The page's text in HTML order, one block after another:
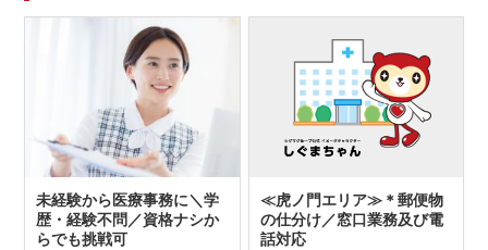
未経験から医療事務に＼学
歴・経験不問／資格ナシか
らでも挑戦可
≪虎ノ門エリア≫＊郵便物
の仕分け／窓口業務及び電
話対応